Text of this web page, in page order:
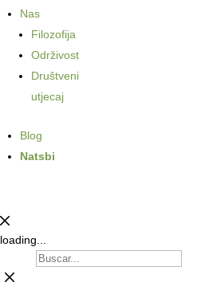
Nas
Filozofija
Održivost
Društveni
utjecaj
Blog
Natsbi
loading...